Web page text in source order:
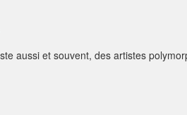
aussi et souvent, des artistes